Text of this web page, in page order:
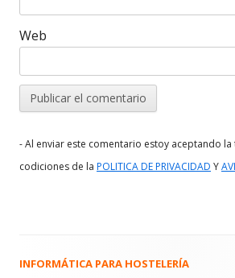
Web
- Al enviar este comentario estoy aceptando
codiciones de la POLITICA DE PRIVACIDAD Y
Barra
INFORMÁTICA PARA HOSTELERÍA